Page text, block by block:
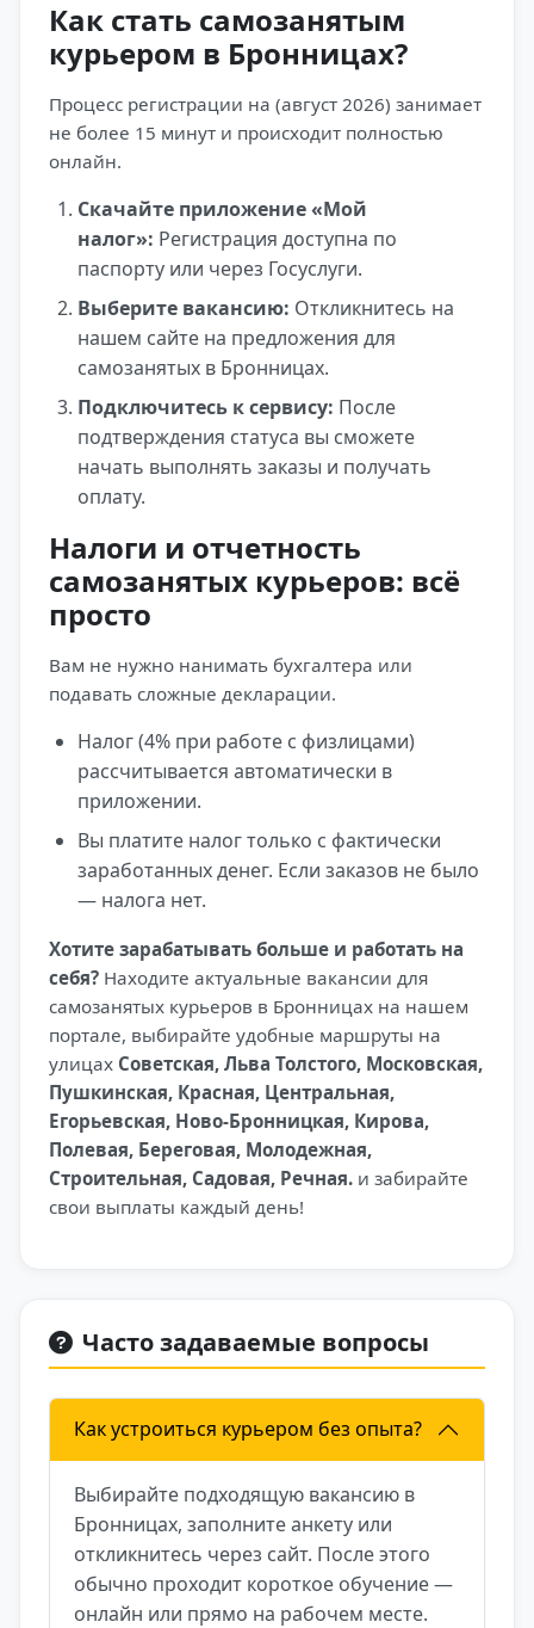
Как стать самозанятым
курьером в Бронницах?
Процесс регистрации на (август 2026) занимает
не более 15 минут и происходит полностью
онлайн.
Скачайте приложение «Мой
налог»: Регистрация доступна по
паспорту или через Госуслуги.
Выберите вакансию: Откликнитесь на
нашем сайте на предложения для
самозанятых в Бронницах.
Подключитесь к сервису: После
подтверждения статуса вы сможете
начать выполнять заказы и получать
оплату.
Налоги и отчетность
самозанятых курьеров: всё
просто
Вам не нужно нанимать бухгалтера или
подавать сложные декларации.
Налог (4% при работе с физлицами)
рассчитывается автоматически в
приложении.
Вы платите налог только с фактически
заработанных денег. Если заказов не было
— налога нет.
Хотите зарабатывать больше и работать на
себя? Находите актуальные вакансии для
самозанятых курьеров в Бронницах на нашем
портале, выбирайте удобные маршруты на
улицах Советская, Льва Толстого, Московская,
Пушкинская, Красная, Центральная,
Егорьевская, Ново-Бронницкая, Кирова,
Полевая, Береговая, Молодежная,
Строительная, Садовая, Речная. и забирайте
свои выплаты каждый день!
Часто задаваемые вопросы
Как устроиться курьером без опыта?
Выбирайте подходящую вакансию в
Бронницах, заполните анкету или
откликнитесь через сайт. После этого
обычно проходит короткое обучение —
онлайн или прямо на рабочем месте.